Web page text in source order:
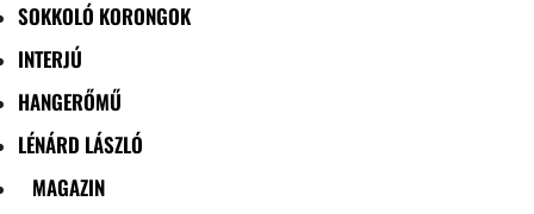
SOKKOLÓ KORONGOK
INTERJÚ
HANGERŐMŰ
LÉNÁRD LÁSZLÓ
MAGAZIN